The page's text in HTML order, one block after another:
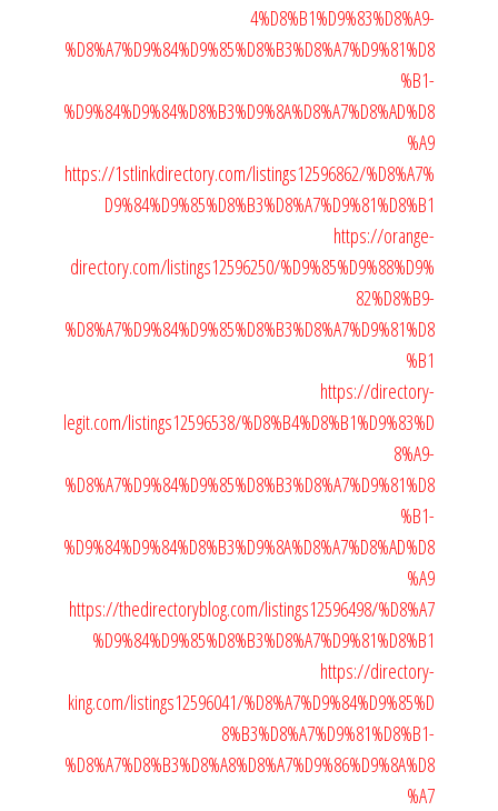
4%D8%B1%D9%83%D8%A9-
%D8%A7%D9%84%D9%85%D8%B3%D8%A7%D9%81%D8
%B1-
%D9%84%D9%84%D8%B3%D9%8A%D8%A7%D8%AD%D8
%A9
https://1stlinkdirectory.com/listings12596862/%D8%A7%
D9%84%D9%85%D8%B3%D8%A7%D9%81%D8%B1
https://orange-
directory.com/listings12596250/%D9%85%D9%88%D9%
82%D8%B9-
%D8%A7%D9%84%D9%85%D8%B3%D8%A7%D9%81%D8
%B1
https://directory-
legit.com/listings12596538/%D8%B4%D8%B1%D9%83%D
8%A9-
%D8%A7%D9%84%D9%85%D8%B3%D8%A7%D9%81%D8
%B1-
%D9%84%D9%84%D8%B3%D9%8A%D8%A7%D8%AD%D8
%A9
https://thedirectoryblog.com/listings12596498/%D8%A7
%D9%84%D9%85%D8%B3%D8%A7%D9%81%D8%B1
https://directory-
king.com/listings12596041/%D8%A7%D9%84%D9%85%D
8%B3%D8%A7%D9%81%D8%B1-
%D8%A7%D8%B3%D8%A8%D8%A7%D9%86%D9%8A%D8
%A7